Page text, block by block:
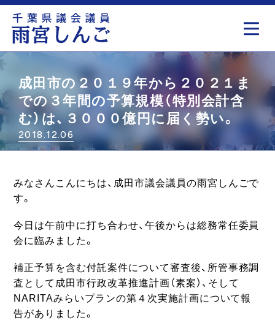
成田市の２０１９年から２０２１ま
での３年間の予算規模（特別会計含
む）は、３０００億円に届く勢い。
2018.12.06
みなさんこんにちは、成田市議会議員の雨宮しんごで
す。
今日は午前中に打ち合わせ、午後からは総務常任委員
会に臨みました。
補正予算を含む付託案件について審査後、所管事務調
査として成田市行政改革推進計画（素案）、そして
NARITAみらいプランの第４次実施計画について報
告がありました。